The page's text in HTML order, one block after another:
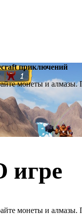
приключений
монеты и алмазы.
игре
монеты и алмазы.